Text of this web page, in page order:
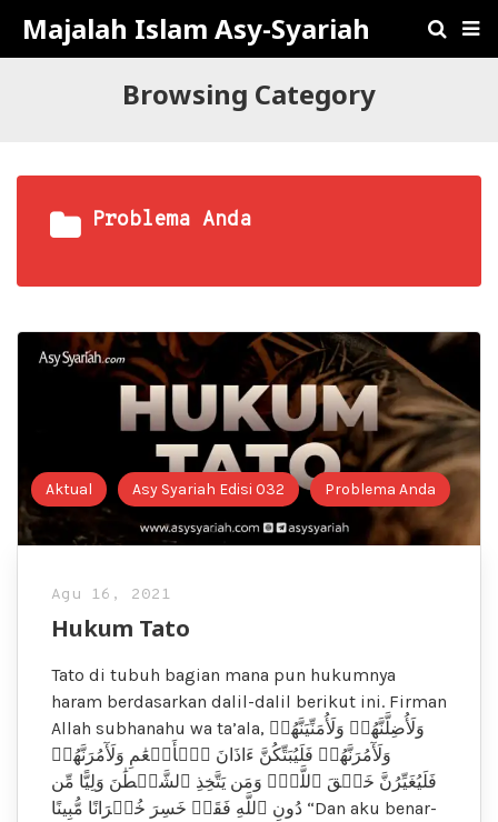
Majalah Islam Asy-Syariah
Browsing Category
Problema Anda
Aktual Asy Syariah Edisi 032 Problema Anda
Agu 16, 2021
Hukum Tato
Tato di tubuh bagian mana pun hukumnya
haram berdasarkan dalil-dalil berikut ini. Firman
Allah subhanahu wa ta’ala, وَلَأُضِلَّنَّهُمۡ وَلَأُمَنِّيَنَّهُمۡ
وَلَأٓمُرَنَّهُمۡ فَلَيُبَتِّكُنَّ ءَاذَانَ ٱلۡأَنۡعَٰمِ وَلَأٓمُرَنَّهُمۡ
فَلَيُغَيِّرُنَّ خَلۡقَ ٱللَّهِۚ وَمَن يَتَّخِذِ ٱلشَّيۡطَٰنَ وَلِيًّا مِّن
دُونِ ٱللَّهِ فَقَدۡ خَسِرَ خُسۡرَانًا مُّبِينًا “Dan aku benar-